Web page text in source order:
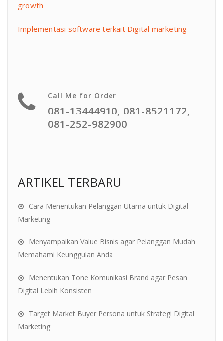
growth
Implementasi software terkait Digital marketing
Call Me for Order
081-13444910, 081-8521172,
081-252-982900
ARTIKEL TERBARU
Cara Menentukan Pelanggan Utama untuk Digital
Marketing
Menyampaikan Value Bisnis agar Pelanggan Mudah
Memahami Keunggulan Anda
Menentukan Tone Komunikasi Brand agar Pesan
Digital Lebih Konsisten
Target Market Buyer Persona untuk Strategi Digital
Marketing